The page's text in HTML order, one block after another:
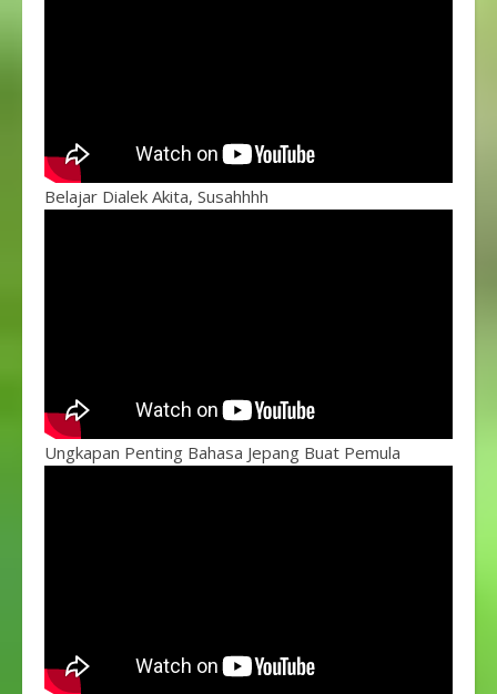
Belajar Dialek Akita, Susahhhh
Ungkapan Penting Bahasa Jepang Buat Pemula